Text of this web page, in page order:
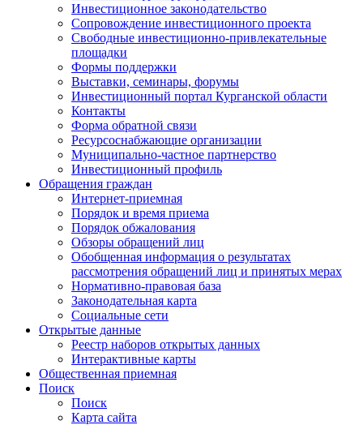
Инвестиционное законодательство
Сопровождение инвестиционного проекта
Свободные инвестиционно-привлекательные
площадки
Формы поддержки
Выставки, семинары, форумы
Инвестиционный портал Курганской области
Контакты
Форма обратной связи
Ресурсоснабжающие организации
Муниципально-частное партнерство
Инвестиционный профиль
Обращения граждан
Интернет-приемная
Порядок и время приема
Порядок обжалования
Обзоры обращений лиц
Обобщенная информация о результатах
рассмотрения обращений лиц и принятых мерах
Нормативно-правовая база
Законодательная карта
Социальные сети
Открытые данные
Реестр наборов открытых данных
Интерактивные карты
Общественная приемная
Поиск
Поиск
Карта сайта